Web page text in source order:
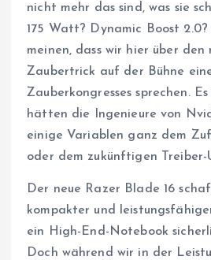
nicht mehr das sind, was sie
175 Watt? Dynamic Boost
meinen, dass wir hier über den
Zaubertrick auf der Bühne
Zauberkongresses sprechen.
hätten die Ingenieure von
einige Variablen ganz dem
oder dem zukünftigen Treiber-
Der neue Razer Blade 16
kompakter und
ein High-End-Notebook
Doch während wir in der